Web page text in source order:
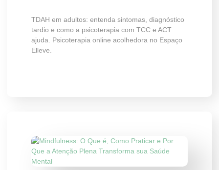
TDAH em adultos: entenda sintomas, diagnóstico
tardio e como a psicoterapia com TCC e ACT
ajuda. Psicoterapia online acolhedora no Espaço
Elleve.